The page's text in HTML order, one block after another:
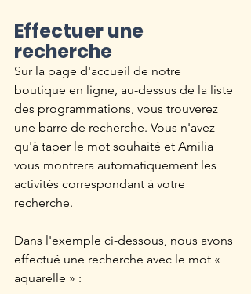
Effectuer une
recherche
Sur la page d'accueil de notre
boutique en ligne, au-dessus de la liste
des programmations, vous trouverez
une barre de recherche. Vous n'avez
qu'à taper le mot souhaité et Amilia
vous montrera automatiquement les
activités correspondant à votre
recherche.
Dans l'exemple ci-dessous, nous avons
effectué une recherche avec le mot «
aquarelle » :